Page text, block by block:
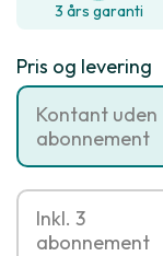
3 års garanti
Pris og levering
Kontant uden
abonnement
Inkl. 3
abonnement